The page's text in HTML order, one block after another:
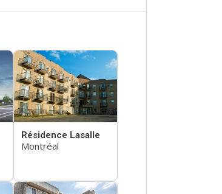
Résidence Lasalle
Montréal